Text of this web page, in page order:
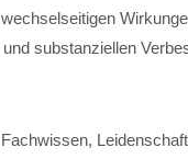
substanziellen